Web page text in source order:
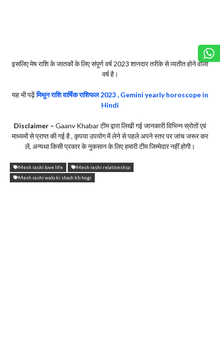
इसलिए मेष राशि के जातकों के लिए संपूर्ण वर्ष 2023 शानदार तरीके से व्यतीत होने वाला
वर्ष है।
यह भी पढ़ेंमिथुन राशि वार्षिक राशिफल 2023 , Gemini yearly horoscope in
Hindi
Disclaimer – Gaanv Khabar टीम द्वारा लिखी गई जानकारी विभिन्न स्रोतों एवं
माध्यमों से प्राप्त की गई है , कृपया उपयोग में लेने से पहले अपने स्तर पर जांच जरूर कर
लें, अन्यथा किसी प्रकार के नुकसान के लिए हमारी टीम जिम्मेदार नहीं होगी।
Mesh rashi love life
Mesh rashi relationship
Mesh rashi walo ki shadi kb hogi